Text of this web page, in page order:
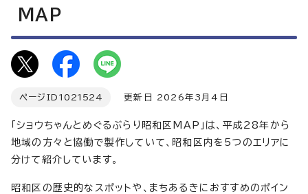
MAP
ページID 1021524 更新日 2026年3月4日
「ショウちゃんとめぐるぶらり昭和区MAP」は、平成28年から
地域の方々と協働で製作していて、昭和区内を5つのエリアに
分けて紹介しています。
昭和区の歴史的なスポットや、まちあるきにおすすめのポイン